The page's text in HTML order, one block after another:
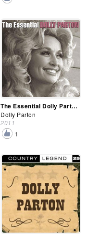
The Essential Dolly Parton
Dolly Parton
2011
1